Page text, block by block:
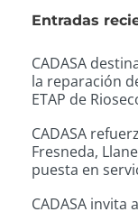
Entradas
CADASA
la reparación
ETAP de
CADASA
Fresneda,
puesta en
CADASA invita